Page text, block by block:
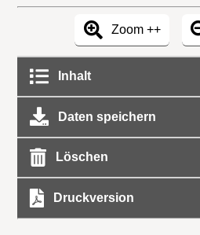
Zoom ++
Inhalt
Daten speichern
Löschen
Druckversion